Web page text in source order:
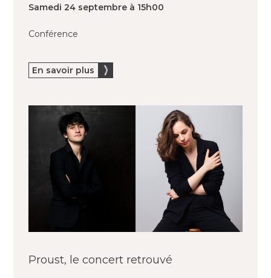
Samedi 24 septembre à 15h00
Conférence
En savoir plus
Proust, le concert retrouvé